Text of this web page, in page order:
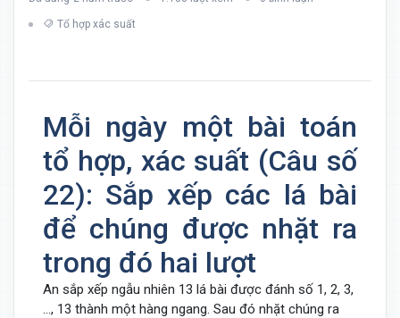
Tổ hợp xác suất
Mỗi ngày một bài toán
tổ hợp, xác suất (Câu số
22): Sắp xếp các lá bài
để chúng được nhặt ra
trong đó hai lượt
An sắp xếp ngẫu nhiên 13 lá bài được đánh số 1, 2, 3,
..., 13 thành một hàng ngang. Sau đó nhặt chúng ra